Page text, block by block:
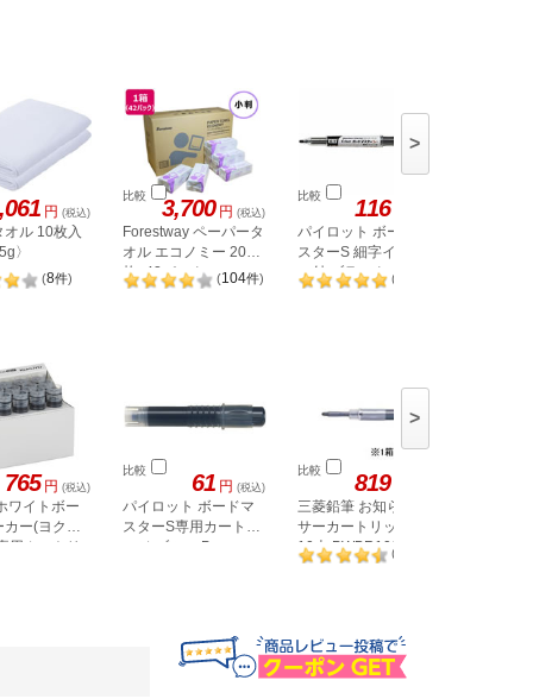
円 (税込)
オル 10枚入
〉
(8件)
比較 3,700 円 (税込)
Forestway ペーパータ
オル エコノミー 200
枚×42パック
(104件)
比較 116
パイロット ボードマ
スターS 細字イレーザ
ー付 ブラック
WMBSE-15F-B
(
>
765 円 (税込)
ワイトボー
カー(ヨクミ
用カートリ
比較 61 円 (税込)
パイロット ボードマ
スターS専用カートリ
ッジ ブルー P-
比較 819
三菱鉛筆 お知らセン
サーカートリッジ 黒
10本 PWBR1004M.24
(
>